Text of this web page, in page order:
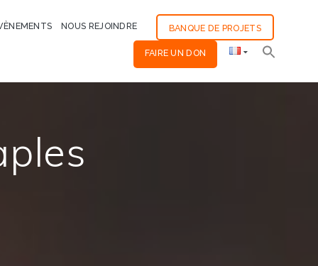
NOUS REJOINDRE BANQUE DE PROJETS
FAIRE UN DON